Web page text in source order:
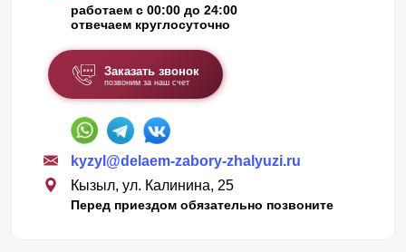
работаем с 00:00 до 24:00
отвечаем круглосуточно
Заказать звонок
позвоним за наш счет
kyzyl@delaem-zabory-zhalyuzi.ru
Кызыл, ул. Калинина, 25
Перед приездом обязательно позвоните